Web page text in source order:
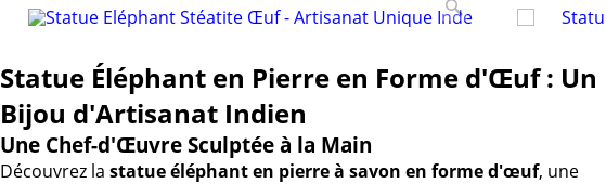
Statue Éléphant en Pierre en Forme d'Œuf : Un
Bijou d'Artisanat Indien
Une Chef-d'Œuvre Sculptée à la Main
Découvrez la statue éléphant en pierre à savon en forme d'œuf, une